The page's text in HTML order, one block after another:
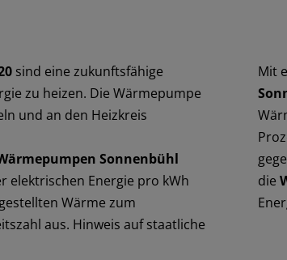
sind eine zukunftsfähige
zu heizen. Die Wärmepumpe
und an den Heizkreis
Sonnenbühl
Energie pro kWh
Wärme zum
aus. Hinweis auf staatliche
Mit
die